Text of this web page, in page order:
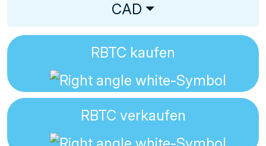
CAD
RBTC kaufen
RBTC verkaufen